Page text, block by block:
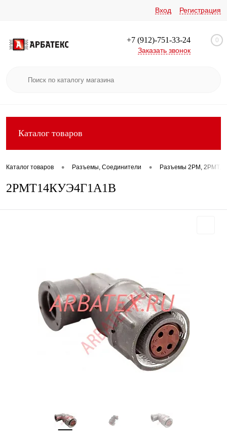
Вход Регистрация
+7 (912)-751-33-24
Заказать звонок
0
Каталог товаров
Каталог товаров • Разъемы, Соединители • Разъемы 2РМ, 2РМТ,
2РМТ14КУЭ4Г1А1В